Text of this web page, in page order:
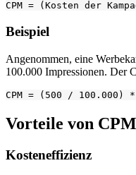
Beispiel
Angenommen, eine
100.000 Impressionen. Der
Vorteile von CPM
Kosteneffizienz